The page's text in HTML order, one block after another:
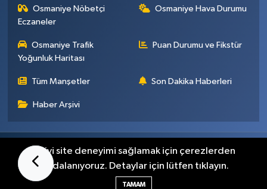
Osmaniye Nöbetçi
Eczaneler
Osmaniye Hava Durumu
Osmaniye Trafik
Yoğunluk Haritası
Puan Durumu ve Fikstür
Tüm Manşetler Son Dakika Haberleri
Haber Arşivi
Künye İletişim Gizlilik Sözleşmesi
Haber Yazılımı:
En iyi site deneyimi sağlamak için çerezlerden
faydalanıyoruz. Detaylar için lütfen tıklayın.
TAMAM